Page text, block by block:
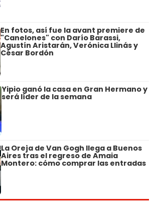
En fotos, así fue la avant premiere de
"Canelones" con Darío Barassi,
Agustín Aristarán, Verónica Llinás y
César Bordón
Yipio ganó la casa en Gran Hermano y
será líder de la semana
La Oreja de Van Gogh llega a Buenos
Aires tras el regreso de Amaia
Montero: cómo comprar las entradas